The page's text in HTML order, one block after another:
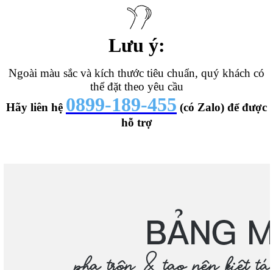
Lưu ý:
Ngoài màu sắc và kích thước tiêu chuẩn, quý khách có
thể đặt theo yêu cầu
Hãy liên hệ 0899-189-455 (có Zalo) để được
hỗ trợ